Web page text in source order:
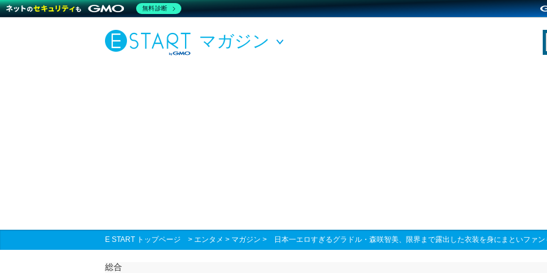
マガジン
E START トップページ > エンタメ > マガジン > 日本一エロすぎるグラドル・森咲智美、限界まで露出した衣装を身にまといファ
総合
無料診断